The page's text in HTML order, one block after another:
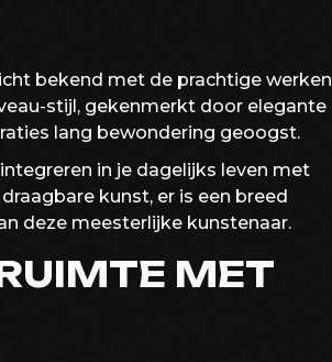
bekend met de prachtige werken
stijl, gekenmerkt door elegante
lang bewondering geoogst.
in je dagelijks leven met
kunst, er is een breed
deze meesterlijke kunstenaar.
MET